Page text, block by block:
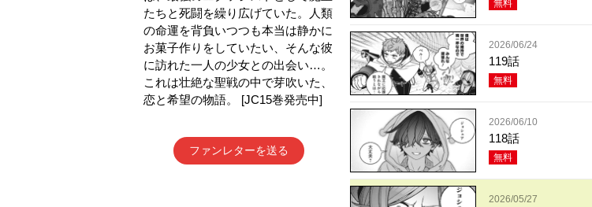
たちと死闘を繰り広げていた。人類
の命運を背負いつつも本当は静かに
お菓子作りをしていたい、そんな彼
に訪れた一人の少女との出会い…。
これは壮絶な聖戦の中で芽吹いた、
恋と希望の物語。 [JC15巻発売中]
ファンレターを送る
無料
2026/06/24
119話
無料
2026/06/10
118話
無料
2026/05/27